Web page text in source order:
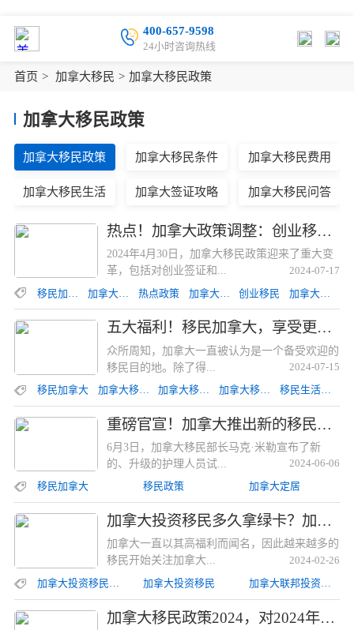
400-657-9598
24小时咨询热线
首页 > 加拿大移民 > 加拿大移民政策
加拿大移民政策
加拿大移民政策 加拿大移民条件 加拿大移民费用
加拿大移民生活 加拿大签证攻略 加拿大移民问答
热点！加拿大政策调整：创业移民政策重大变革热点！加拿大政策调整：创业移民政策重大变革
2024年4月30日，加拿大移民政策迎来了重大变
革，包括对创业签证和...
2024-07-17
加拿大移民新政策 热点政策 加拿大政策调整 创业移民
五大福利！移民加拿大，享受更多幸福保障！五大福利！移民加拿大，享受更多幸福保障！
众所周知，加拿大一直被认为是一个备受欢迎的
移民目的地。除了得...
2024-07-15
移民加拿大
加拿大移民政策 加拿大移民生活 移民生活保障
重磅官宣！加拿大推出新的移民途径，入境后可直接获得PR重磅官宣！加拿大推出新的移民途径，入境后可直接获得PR
6月3日，加拿大移民部长马克·米勒宣布了新
的、升级的护理人员试...
2024-06-06
移民加拿大
移民政策 加拿大定居
加拿大投资移民多久拿绿卡？加拿大联邦投资移民所需时间和流程加拿大投资移民多久拿绿卡？加拿大联邦投资移民所需时间和流程
加拿大一直以其高福利而闻名，因此越来越多的
移民开始关注加拿大...
2024-02-26
加拿大投资移民
加拿大移民政策2024，对2024年加拿大移民计划的期待加拿大移民政策2024，对2024年加拿大移民计划的期待